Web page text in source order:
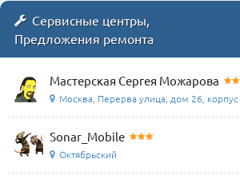
Сервисные центры,
Предложения ремонта
Мастерская Сергея Можарова
Москва, Перерва улица, дом 26, корпус
Sonar_Mobile
Октябрьский